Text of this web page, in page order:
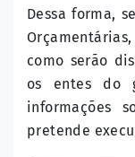
Dessa forma,
como serão
os entes do
informações
pretende